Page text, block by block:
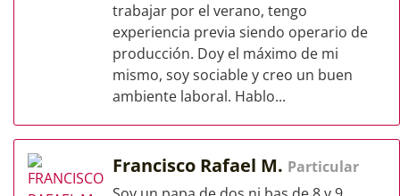
trabajar por el verano, tengo
experiencia previa siendo operario de
producción. Doy el máximo de mi
mismo, soy sociable y creo un buen
ambiente laboral. Hablo...
Francisco Rafael M. Particular